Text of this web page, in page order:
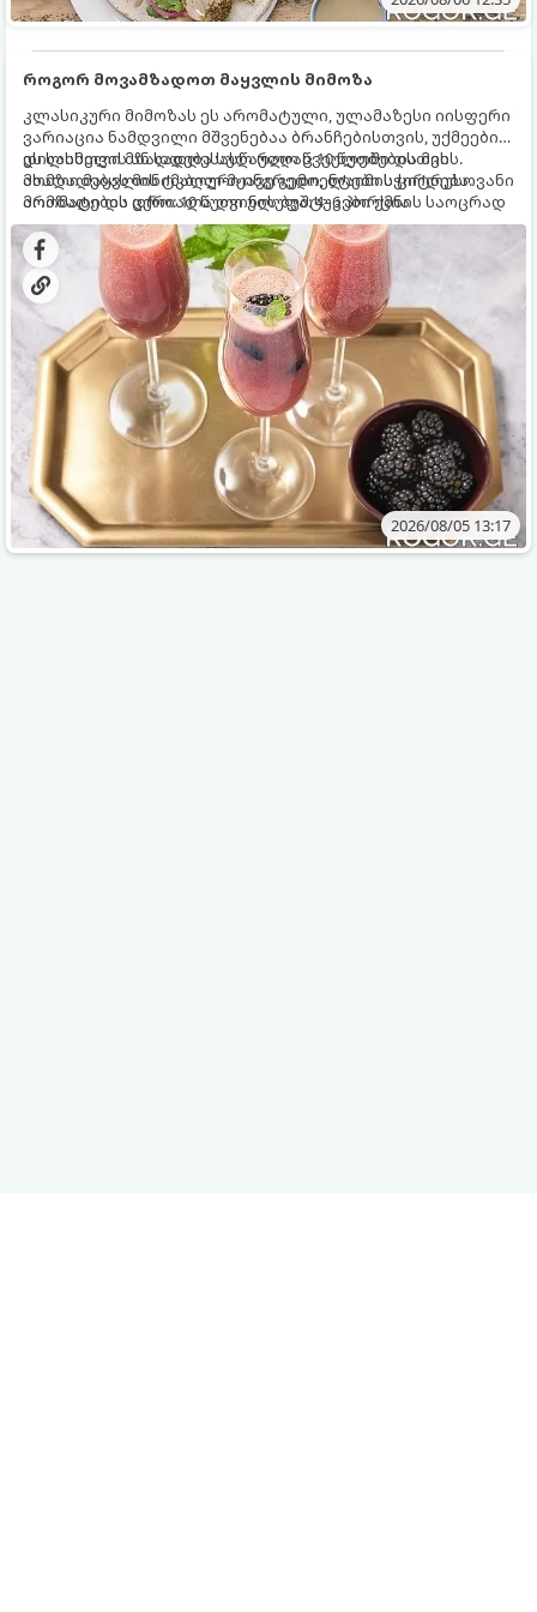
როგორ მოვამზადოთ მაყვლის მიმოზა
კლასიკური მიმოზას ეს არომატული, ულამაზესი იისფერი
ვარიაცია ნამდვილი მშვენებაა ბრანჩებისთვის, უქმეების
დილისთვის ან სადღესასწაულო წვეულებებისთვის.
ახალი მაყვლის ტკბილ-მჟავე გემო, ლაიმის ციტრუსოვანი
არომატი და ცქრიალა ღვინის ბუშტუკები ქმნის საოცრად
დახვეწილ და მაგრილებელ კოქტეილს.
ეს სასმელი მზადდება სულ რაღაც 10 წუთში და მის
მომზადებას მინიმალური ინგრედიენტები სჭირდება.
მომზადების დრო: 10 წუთი ულუფა: 4–6 პორცია
2026/08/05 13:17